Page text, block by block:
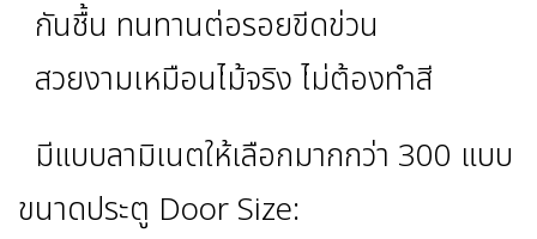
กันชื้น ทนทานต่อรอยขีดข่วน
สวยงามเหมือนไม้จริง ไม่ต้องทำสี
มีแบบลามิเนตให้เลือกมากกว่า 300 แบบ
ขนาดประตู Door Size: